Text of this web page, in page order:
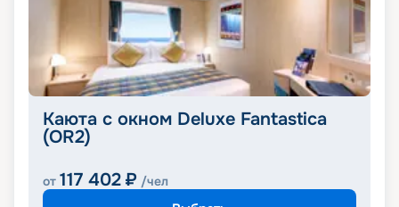
Каюта с окном Deluxe Fantastica
(OR2)
от 117 402 ₽ /чел